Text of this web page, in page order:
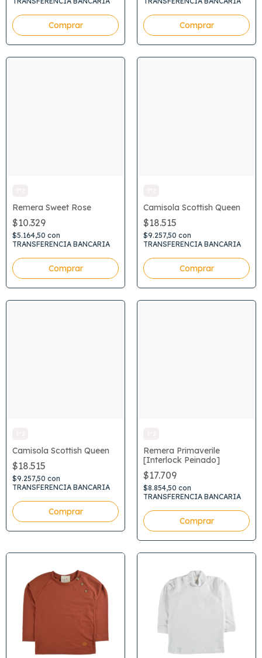
Comprar Comprar
Remera Sweet Rose
$10.329
$5.164,50 con
TRANSFERENCIA BANCARIA
Comprar
Camisola Scottish Queen
$18.515
$9.257,50 con
TRANSFERENCIA BANCARIA
Comprar
Camisola Scottish Queen
$18.515
$9.257,50 con
TRANSFERENCIA BANCARIA
Comprar
Remera Primaverile
[Interlock Peinado]
$17.709
$8.854,50 con
TRANSFERENCIA BANCARIA
Comprar